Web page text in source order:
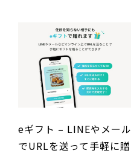
eギフト – LINEやメール
でURLを送って手軽に贈